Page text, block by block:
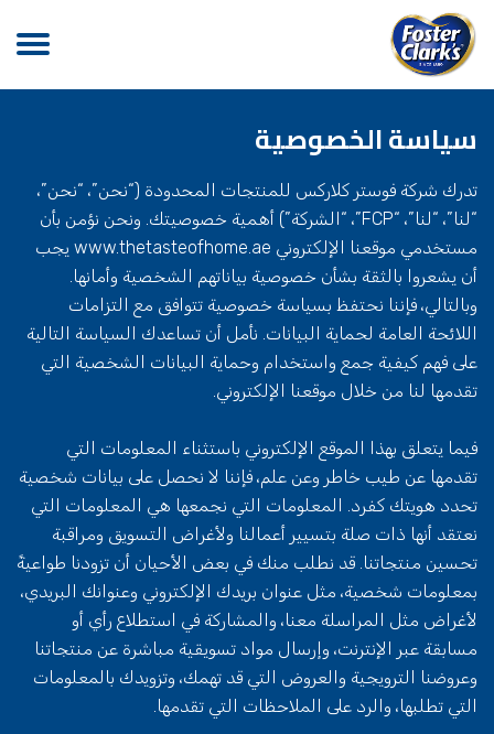
سياسة الخصوصية
تدرك شركة فوستر كلاركس للمنتجات المحدودة (“نحن”، “نحن”،
“لنا”، “لنا”، “FCP”، “الشركة”) أهمية خصوصيتك. ونحن نؤمن بأن
مستخدمي موقعنا الإلكتروني www.thetasteofhome.ae يجب
أن يشعروا بالثقة بشأن خصوصية بياناتهم الشخصية وأمانها.
وبالتالي، فإننا نحتفظ بسياسة خصوصية تتوافق مع التزامات
اللائحة العامة لحماية البيانات. نأمل أن تساعدك السياسة التالية
على فهم كيفية جمع واستخدام وحماية البيانات الشخصية التي
تقدمها لنا من خلال موقعنا الإلكتروني.
فيما يتعلق بهذا الموقع الإلكتروني باستثناء المعلومات التي
تقدمها عن طيب خاطر وعن علم، فإننا لا نحصل على بيانات شخصية
تحدد هويتك كفرد. المعلومات التي نجمعها هي المعلومات التي
نعتقد أنها ذات صلة بتسيير أعمالنا ولأغراض التسويق ومراقبة
تحسين منتجاتنا. قد نطلب منك في بعض الأحيان أن تزودنا طواعيةً
بمعلومات شخصية، مثل عنوان بريدك الإلكتروني وعنوانك البريدي،
لأغراض مثل المراسلة معنا، والمشاركة في استطلاع رأي أو
مسابقة عبر الإنترنت، وإرسال مواد تسويقية مباشرة عن منتجاتنا
وعروضنا الترويجية والعروض التي قد تهمك، وتزويدك بالمعلومات
التي تطلبها، والرد على الملاحظات التي تقدمها.